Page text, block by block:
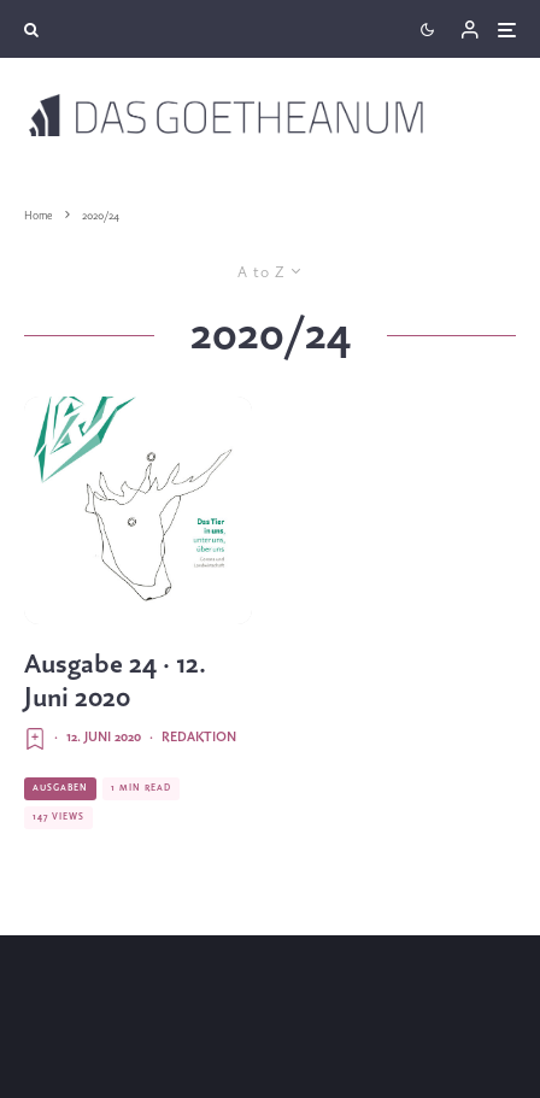
Home 2020/24
A to Z
2020/24
Ausgabe 24 · 12.
Juni 2020
REDAKTION
·
12. JUNI 2020
·
AUSGABEN 1 MIN READ
147 VIEWS